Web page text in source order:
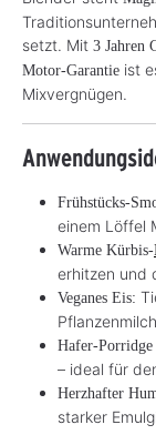
setzt. Mit 3 Jahren
Motor-Garantie ist
Mixvergnügen.
Frühstücks-
einem Löffel
Warme Kürbis-
erhitzen und
Veganes Eis:
Hafer-
– ideal für
Herzhafter
starker